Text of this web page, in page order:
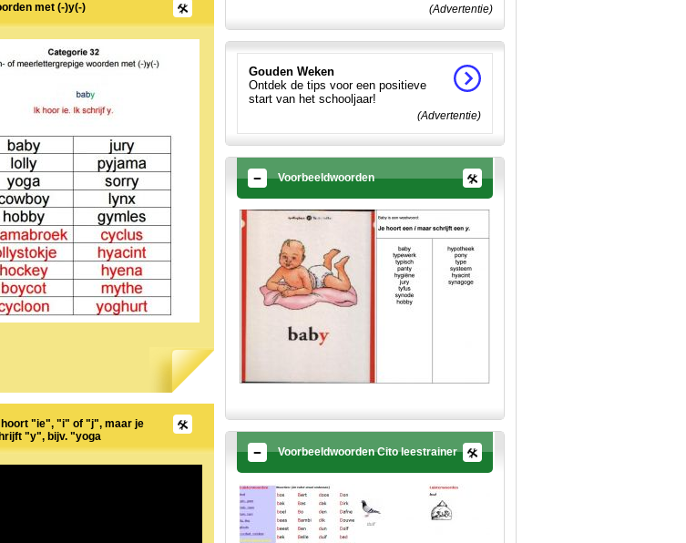
met (-)y(-)
"ie", "i" of "j", maar je
"y", bijv. "yoga
(Advertentie)
Gouden Weken
Ontdek de tips voor een positieve
start van het schooljaar!
(Advertentie)
Voorbeeldwoorden
Voorbeeldwoorden Cito leestrainer